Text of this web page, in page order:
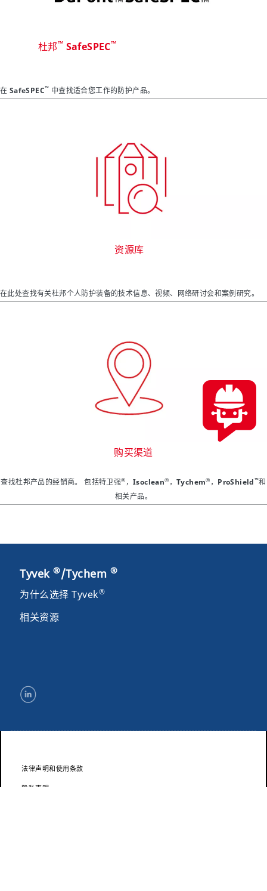
杜邦™ SafeSPEC™
在 SafeSPEC™ 中查找适合您工作的防护产品。
资源库
在此处查找有关杜邦个人防护装备的技术信息、视频、网络研讨会和案例研究。
购买渠道
查找杜邦产品的经销商。 包括特卫强® ，Isoclean® ，Tychem® ，ProShield™和
相关产品。
Tyvek ®/Tychem ®
为什么选择 Tyvek®
相关资源
法律声明和使用条款
隐私声明